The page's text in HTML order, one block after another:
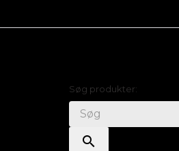
Søg produkter:
search